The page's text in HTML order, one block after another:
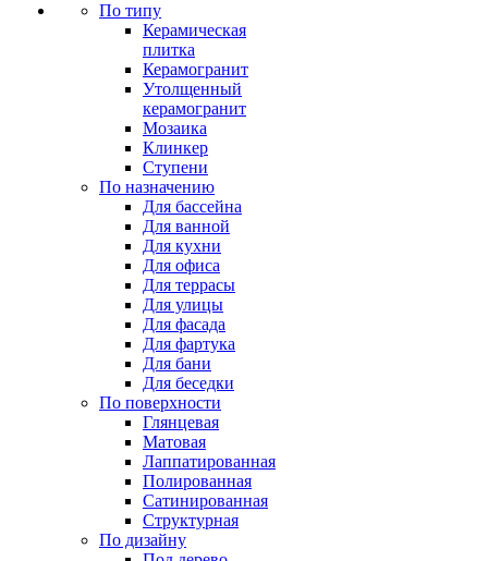
По типу
Керамическая
плитка
Керамогранит
Утолщенный
керамогранит
Мозаика
Клинкер
Ступени
По назначению
Для бассейна
Для ванной
Для кухни
Для офиса
Для террасы
Для улицы
Для фасада
Для фартука
Для бани
Для беседки
По поверхности
Глянцевая
Матовая
Лаппатированная
Полированная
Сатинированная
Структурная
По дизайну